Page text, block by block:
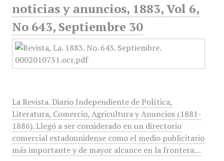
noticias y anuncios, 1883, Vol 6,
No 643, Septiembre 30
La Revista. Diario Independiente de Política,
Literatura, Comercio, Agricultura y Anuncios (1881-
1886). Llegó a ser considerado en un directorio
comercial estadounidense como el medio publicitario
más importante y de mayor alcance en la frontera…